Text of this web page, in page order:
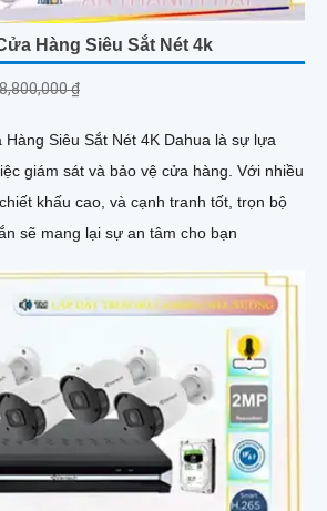
Hàng Siêu Sắt Nét 4k
₫
Siêu Sắt Nét 4K Dahua là sự lựa
sát và bảo vệ cửa hàng. Với nhiều
khấu cao, và cạnh tranh tốt, trọn bộ
sẽ mang lại sự an tâm cho bạn